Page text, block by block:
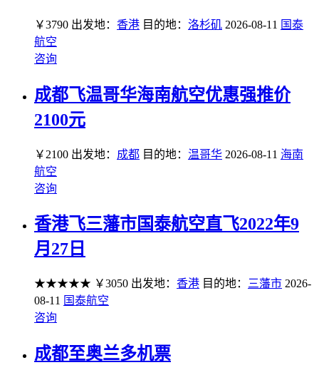
￥3790 出发地： 香港 目的地： 洛杉矶 2026-08-11 国泰
航空
咨询
成都飞温哥华海南航空优惠强推价
2100元
￥2100 出发地： 成都 目的地： 温哥华 2026-08-11 海南
航空
咨询
香港飞三藩市国泰航空直飞2022年9
月27日
★★★★★ ￥3050 出发地： 香港 目的地： 三藩市 2026-
08-11 国泰航空
咨询
成都至奥兰多机票